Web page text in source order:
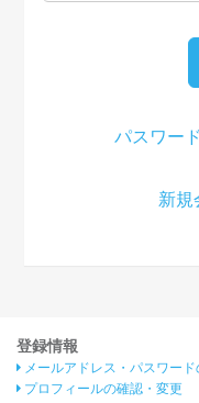
パスワー
新規
登録情報
メールアドレス・パスワード
プロフィールの確認・変更